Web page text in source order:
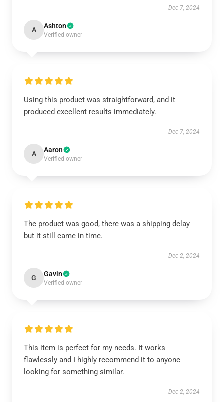
Dec 7, 2024
A Ashton
Verified owner
Using this product was straightforward, and it
produced excellent results immediately.
Dec 7, 2024
A Aaron
Verified owner
The product was good, there was a shipping delay
but it still came in time.
Dec 2, 2024
G Gavin
Verified owner
This item is perfect for my needs. It works
flawlessly and I highly recommend it to anyone
looking for something similar.
Dec 2, 2024